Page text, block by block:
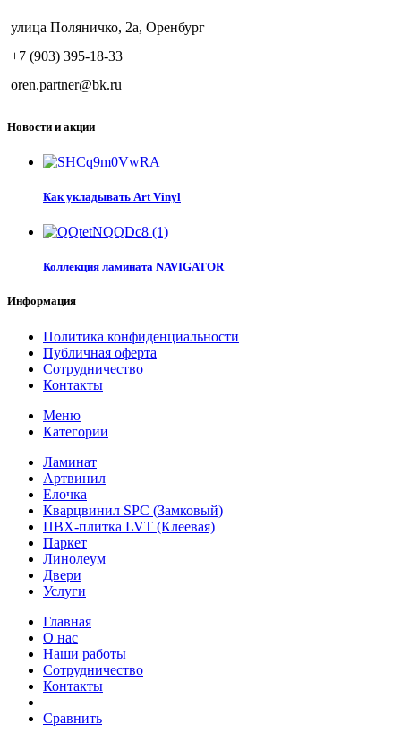
улица Поляничко, 2а, Оренбург
+7 (903) 395-18-33
oren.partner@bk.ru
Новости и акции
Как укладывать Art Vinyl
Коллекция ламината NAVIGATOR
Информация
Политика конфиденциальности
Публичная оферта
Сотрудничество
Контакты
Меню
Категории
Ламинат
Артвинил
Елочка
Кварцвинил SPC (Замковый)
ПВХ-плитка LVT (Клеевая)
Паркет
Линолеум
Двери
Услуги
Главная
О нас
Наши работы
Сотрудничество
Контакты
Сравнить